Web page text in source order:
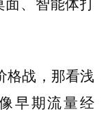
格战，那看浅
早期流量经